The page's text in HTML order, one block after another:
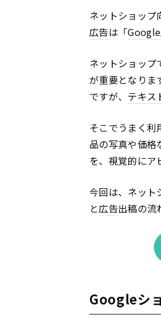
ネットショップ
広告は「Google
ネットショップ
が重要となりま
ですが、 テキス
そこでうまく利
品の写真や価格
を、視覚的にア
今回は、ネット
と広告出稿の流
Googleシ